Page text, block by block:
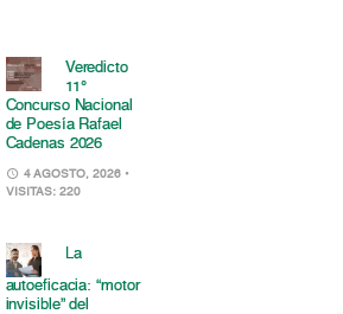
Veredicto
11°
Concurso Nacional
de Poesía Rafael
Cadenas 2026
4 AGOSTO, 2026 •
VISITAS: 220
La
autoeficacia: “motor
invisible” del